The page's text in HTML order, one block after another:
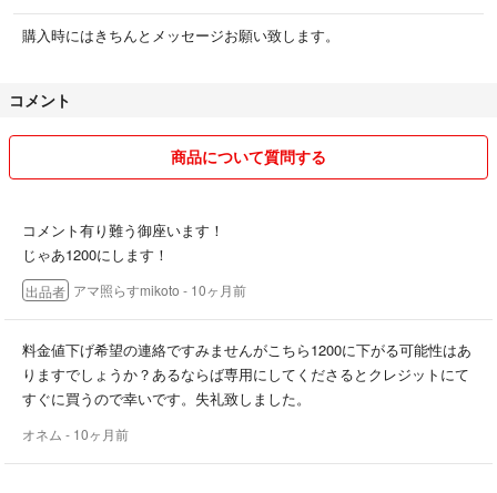
購入時にはきちんとメッセージお願い致します。
コメント
商品について質問する
コメント有り難う御座います！
じゃあ1200にします！
出品者 アマ照らすmikoto - 10ヶ月前
料金値下げ希望の連絡ですみませんがこちら1200に下がる可能性はあ
りますでしょうか？あるならば専用にしてくださるとクレジットにて
すぐに買うので幸いです。失礼致しました。
オネム - 10ヶ月前